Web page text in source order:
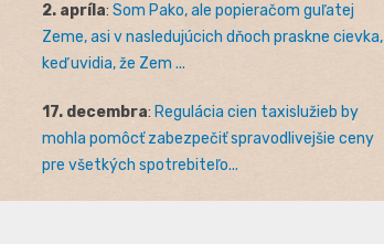
2. apríla: Som Pako, ale popieračom guľatej
Zeme, asi v nasledujúcich dňoch praskne cievka,
keď uvidia, že Zem ...
17. decembra: Regulácia cien taxislužieb by
mohla pomôcť zabezpečiť spravodlivejšie ceny
pre všetkých spotrebiteľo...